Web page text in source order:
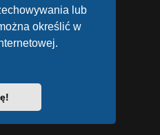
lub
określić w